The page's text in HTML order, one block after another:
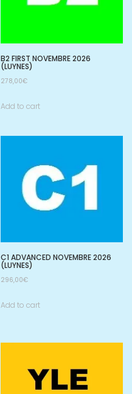
B2 FIRST NOVEMBRE 2026
(LUYNES)
278,00€
Add to cart
C1 ADVANCED NOVEMBRE 2026
(LUYNES)
296,00€
Add to cart